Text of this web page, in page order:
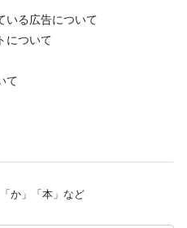
いる広告について
について
て
か」「本」など